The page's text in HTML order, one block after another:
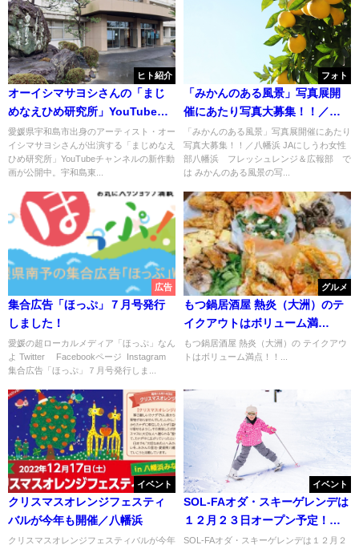
ヒト紹介
オーイシマサヨシさんの「まじ
めなえひめ研究所」YouTube新
作＆宇和島東高校130周年記念カ
レンダーご紹介
愛媛県宇和島市出身のアーティスト・オー
イシマサヨシさんが出演する「まじめなえ
ひめ研究所」YouTubeチャンネルの新作動
画が公開中。宇和島東...
フォト
「みかんのある風景」写真展開
催にあたり写真大募集！！／八
幡浜
「みかんのある風景」写真展開催にあたり
写真大募集！！／八幡浜 JAにしうわ女性
部八幡浜 フレッシュレンジ＆広報部 で
は みかんのある風景の写...
広告
集合広告「ほっぷ」７月号発行
しました！
愛媛の超ローカルメディア「ほっぷ」なん
よ Twitter Facebookページ Instagram
集合広告「ほっぷ」７月号発行しま...
グルメ
もつ鍋居酒屋 熱炎（大洲）のテ
イクアウトはボリューム満
点！！
もつ鍋居酒屋 熱炎（大洲）の テイクアウ
トはボリューム満点！！...
イベント
クリスマスオレンジフェスティ
バルが今年も開催／八幡浜
クリスマスオレンジフェスティバルが今年
イベント
SOL-FAオダ・スキーゲレンデは
１２月２３日オープン予定！／
内子
SOL-FAオダ・スキーゲレンデは１２月２